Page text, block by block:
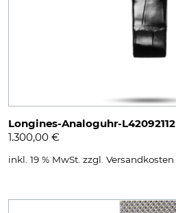
Longines-Analoguhr-L42092112
1.300,00 €
inkl. 19 % MwSt. zzgl. Versandkosten